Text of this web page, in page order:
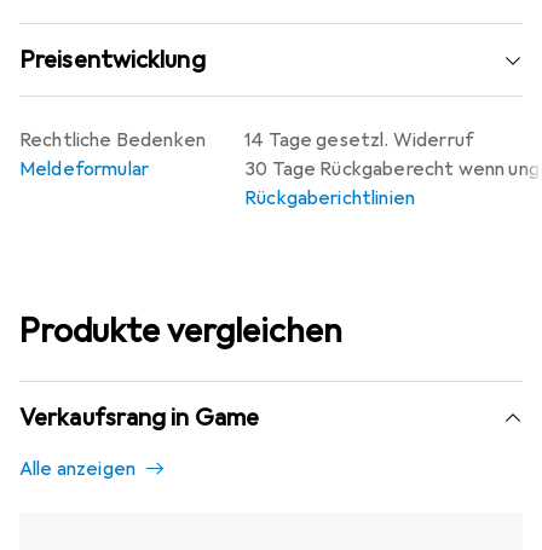
Preisentwicklung
14 Tage gesetzl. Widerruf
30 Tage Rückgaberecht wenn
Rückgaberichtlinien
Rechtliche Bedenken
Meldeformular
Produkte vergleichen
Verkaufsrang in Game
Alle anzeigen